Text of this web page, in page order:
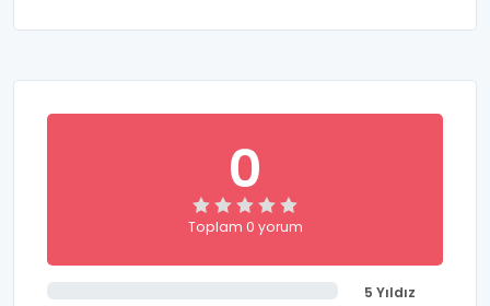
0
Toplam 0 yorum
5 Yıldız